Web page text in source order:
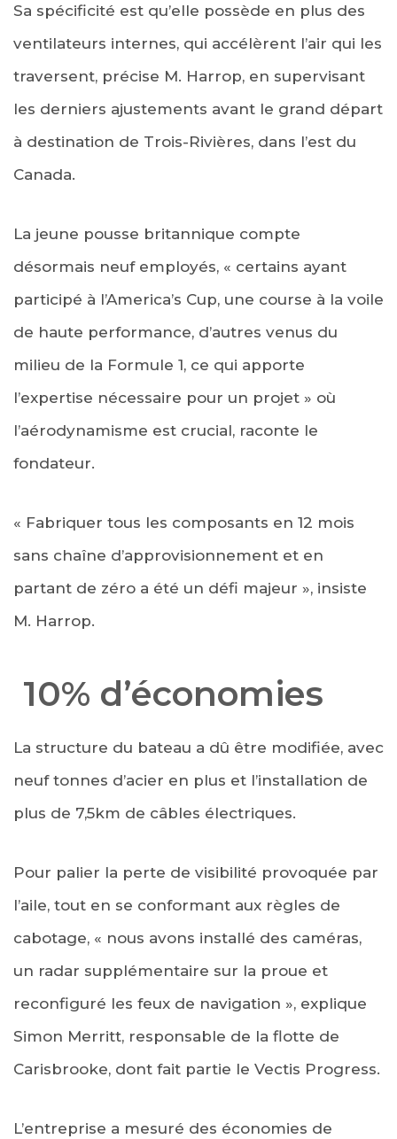
Sa spécificité est qu’elle possède en plus des
ventilateurs internes, qui accélèrent l’air qui les
traversent, précise M. Harrop, en supervisant
les derniers ajustements avant le grand départ
à destination de Trois-Rivières, dans l’est du
Canada.
La jeune pousse britannique compte
désormais neuf employés, « certains ayant
participé à l’America’s Cup, une course à la voile
de haute performance, d’autres venus du
milieu de la Formule 1, ce qui apporte
l’expertise nécessaire pour un projet » où
l’aérodynamisme est crucial, raconte le
fondateur.
« Fabriquer tous les composants en 12 mois
sans chaîne d’approvisionnement et en
partant de zéro a été un défi majeur », insiste
M. Harrop.
10% d’économies
La structure du bateau a dû être modifiée, avec
neuf tonnes d’acier en plus et l’installation de
plus de 7,5km de câbles électriques.
Pour palier la perte de visibilité provoquée par
l’aile, tout en se conformant aux règles de
cabotage, « nous avons installé des caméras,
un radar supplémentaire sur la proue et
reconfiguré les feux de navigation », explique
Simon Merritt, responsable de la flotte de
Carisbrooke, dont fait partie le Vectis Progress.
L’entreprise a mesuré des économies de